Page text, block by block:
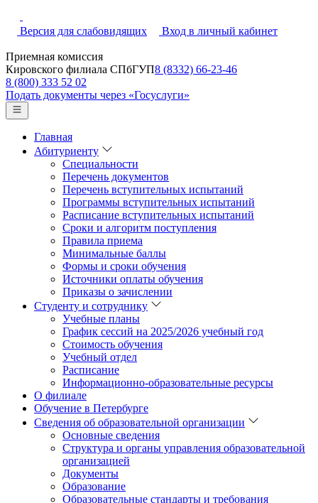
Версия для слабовидящих Вход в личный кабинет
Приемная комиссия
Кировского филиала СПбГУП8 (8332) 66-23-46
8 (800) 333 52 02
Подать документы через «Госуслуги»
Главная
Абитуриенту
Специальности
Перечень документов
Перечень вступительных испытаний
Программы вступительных испытаний
Расписание вступительных испытаний
Сроки и алгоритм поступления
Правила приема
Минимальные баллы
Формы и сроки обучения
Источники оплаты обучения
Приказы о зачислении
Студенту и сотруднику
Учебные планы
График сессий на 2025/2026 учебный год
Стоимость обучения
Учебный отдел
Расписание
Информационно-образовательные ресурсы
О филиале
Обучение в Петербурге
Сведения об образовательной организации
Основные сведения
Структура и органы управления образовательной
организацией
Документы
Образование
Образовательные стандарты и требования